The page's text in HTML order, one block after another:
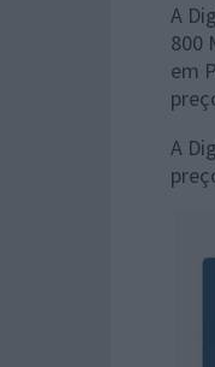
A
800
em
A